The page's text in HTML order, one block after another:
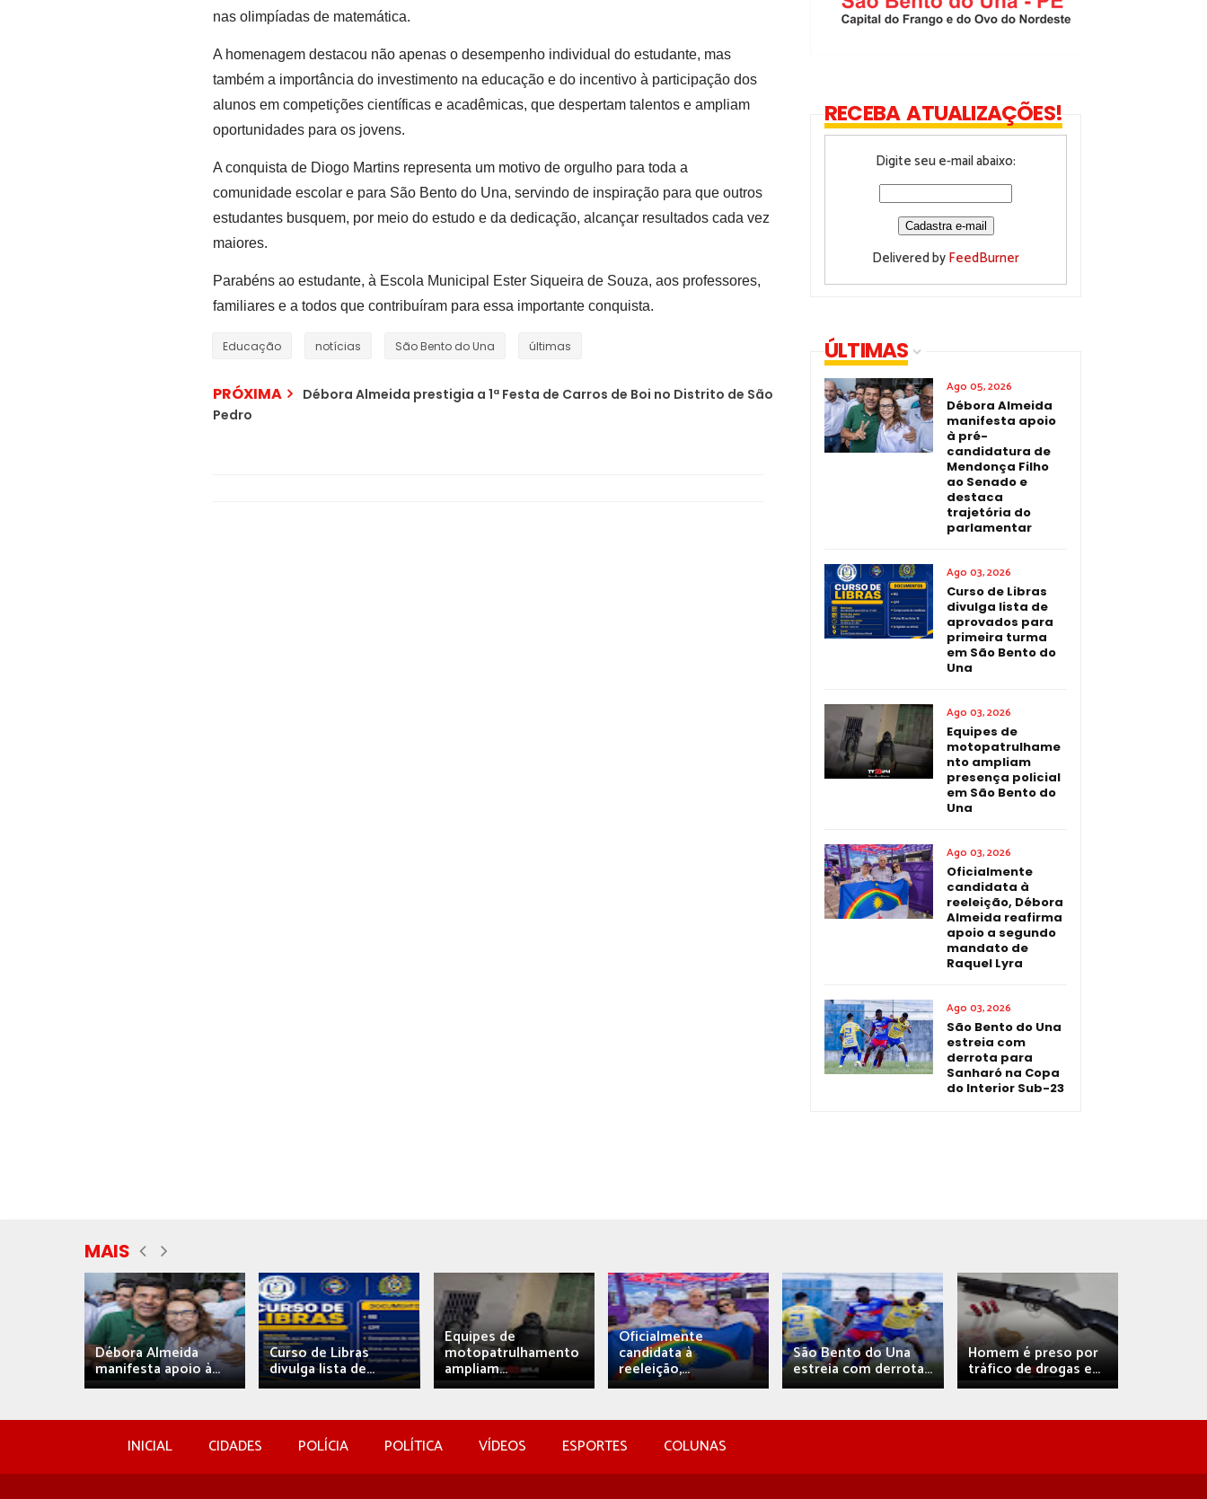
nas olimpíadas de matemática.
A homenagem destacou não apenas o desempenho individual do estudante, mas
também a importância do investimento na educação e do incentivo à participação dos
alunos em competições científicas e acadêmicas, que despertam talentos e ampliam
oportunidades para os jovens.
A conquista de Diogo Martins representa um motivo de orgulho para toda a
comunidade escolar e para São Bento do Una, servindo de inspiração para que outros
estudantes busquem, por meio do estudo e da dedicação, alcançar resultados cada vez
maiores.
Parabéns ao estudante, à Escola Municipal Ester Siqueira de Souza, aos professores,
familiares e a todos que contribuíram para essa importante conquista.
Educação notícias São Bento do Una últimas
PRÓXIMA
Débora Almeida prestigia a 1ª Festa de Carros de Boi no Distrito de São
Pedro
RECEBA ATUALIZAÇÕES!
Digite seu e-mail abaixo:
Delivered byFeedBurner
ÚLTIMAS
Ago 05, 2026
Débora Almeida
manifesta apoio
à pré-
candidatura de
Mendonça Filho
ao Senado e
destaca
trajetória do
parlamentar
Ago 03, 2026
Curso de Libras
divulga lista de
aprovados para
primeira turma
em São Bento do
Una
Ago 03, 2026
Equipes de
motopatrulhame
nto ampliam
presença policial
em São Bento do
Una
Ago 03, 2026
Oficialmente
candidata à
reeleição, Débora
Almeida reafirma
apoio a segundo
mandato de
Raquel Lyra
Ago 03, 2026
São Bento do Una
estreia com
derrota para
Sanharó na Copa
do Interior Sub-23
MAIS
Débora Almeida
manifesta apoio à...
Curso de Libras
divulga lista de...
Equipes de
motopatrulhamento
ampliam...
Oficialmente
candidata à
reeleição,...
São Bento do Una
estreia com derrota...
Homem é preso por
tráfico de drogas e...
INICIAL CIDADES POLÍCIA POLÍTICA VÍDEOS ESPORTES COLUNAS